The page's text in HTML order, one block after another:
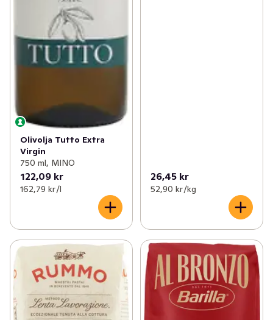
Olivolja Tutto Extra
Virgin
750 ml, MINO
122,09 kr
162,79 kr /l
26,45 kr
52,90 kr /kg